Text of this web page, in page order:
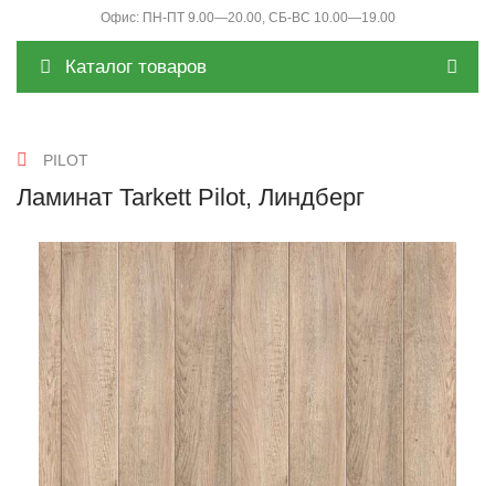
Офис: ПН-ПТ 9.00—20.00, СБ-ВС 10.00—19.00
Каталог товаров
PILOT
Ламинат Tarkett Pilot, Линдберг